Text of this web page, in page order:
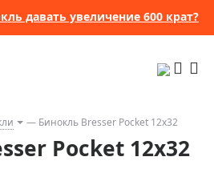
давать увеличение 600 крат?
Бинокль Bresser Pocket 12x32
Pocket 12x32